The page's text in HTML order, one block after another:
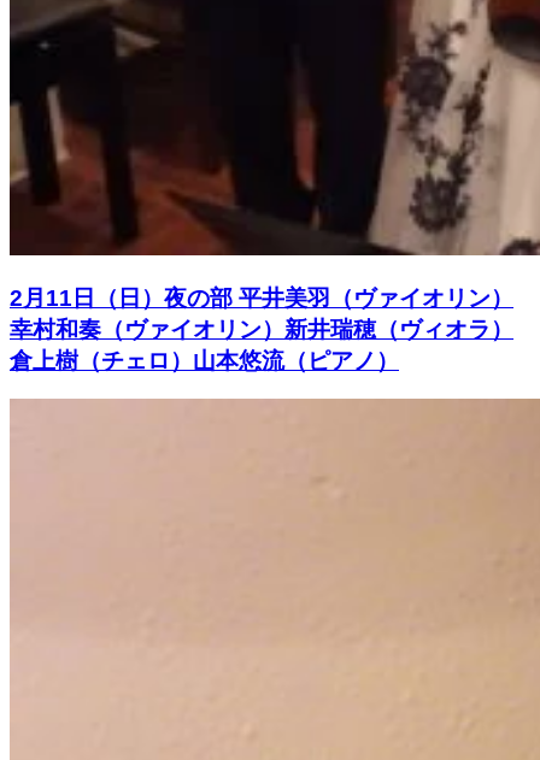
2月11日（日）夜の部 平井美羽（ヴァイオリン）
幸村和奏（ヴァイオリン）新井瑞穂（ヴィオラ）
倉上樹（チェロ）山本悠流（ピアノ）